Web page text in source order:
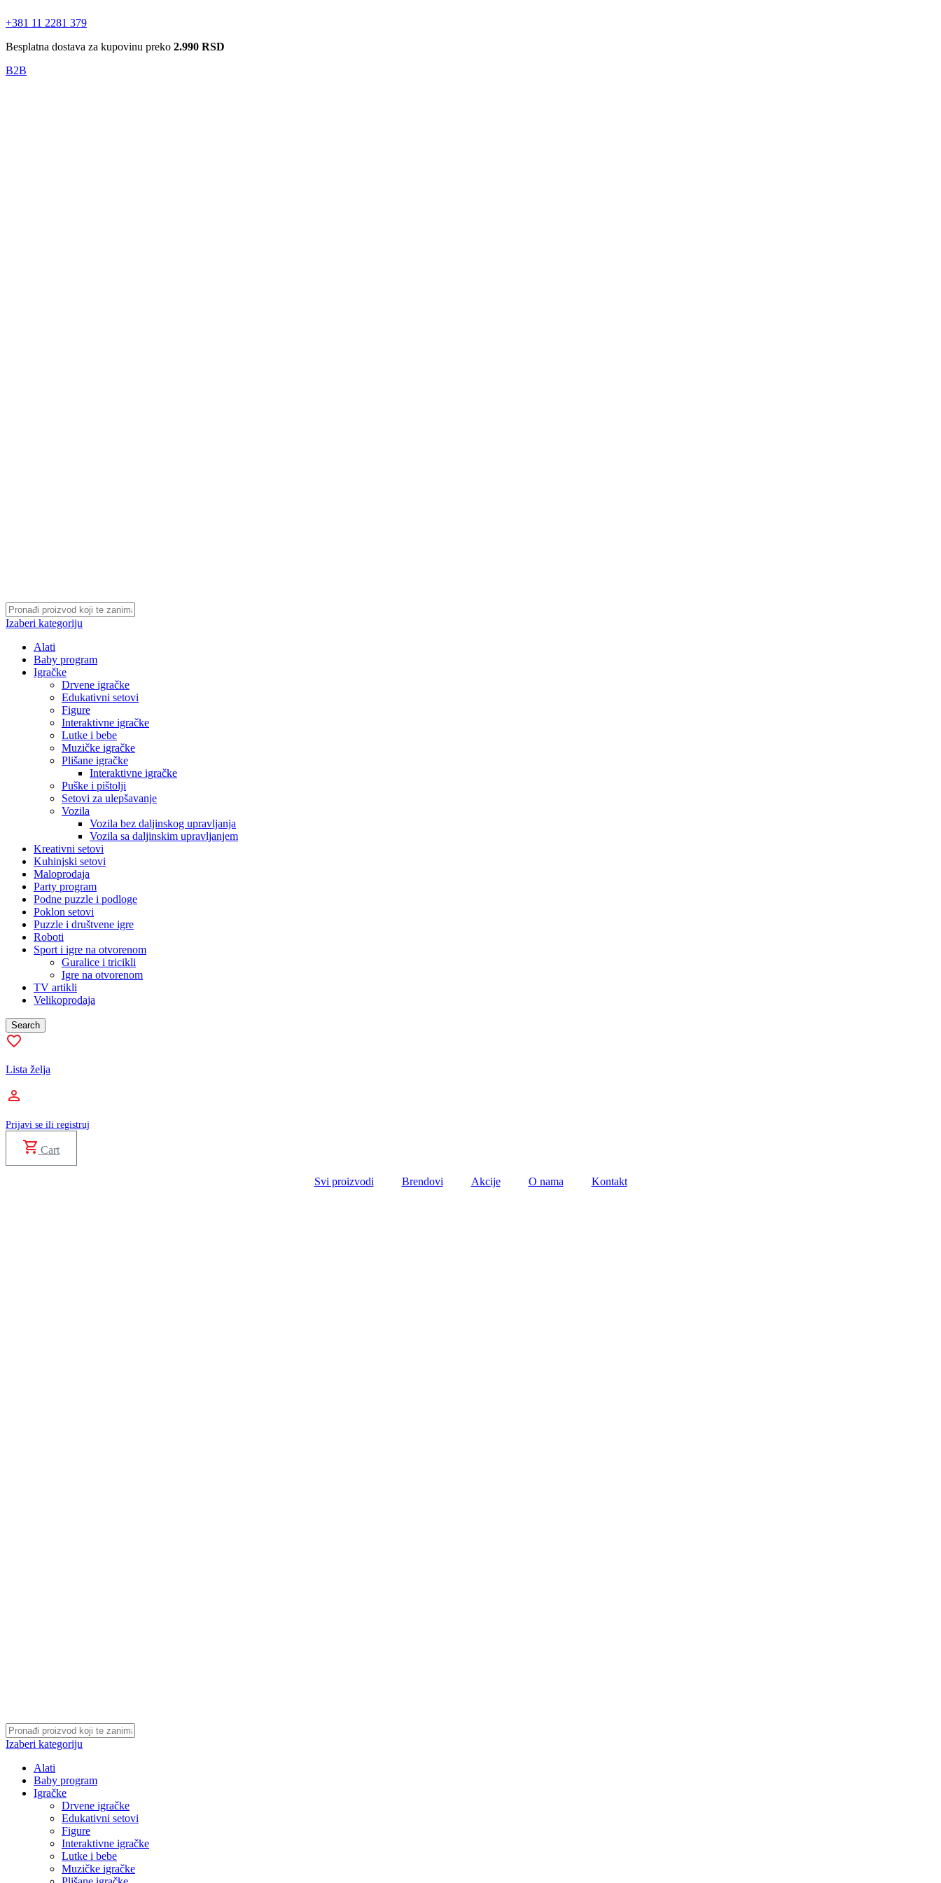
+381 11 2281 379
Besplatna dostava za kupovinu preko 2.990 RSD
B2B
Izaberi kategoriju
Alati
Baby program
Igračke
Drvene igračke
Edukativni setovi
Figure
Interaktivne igračke
Lutke i bebe
Muzičke igračke
Plišane igračke
Interaktivne igračke
Puške i pištolji
Setovi za ulepšavanje
Vozila
Vozila bez daljinskog upravljanja
Vozila sa daljinskim upravljanjem
Kreativni setovi
Kuhinjski setovi
Maloprodaja
Party program
Podne puzzle i podloge
Poklon setovi
Puzzle i društvene igre
Roboti
Sport i igre na otvorenom
Guralice i tricikli
Igre na otvorenom
TV artikli
Velikoprodaja
Search
Lista želja
Prijavi se ili registruj
Cart
Svi proizvodi Brendovi Akcije O nama Kontakt
Izaberi kategoriju
Alati
Baby program
Igračke
Drvene igračke
Edukativni setovi
Figure
Interaktivne igračke
Lutke i bebe
Muzičke igračke